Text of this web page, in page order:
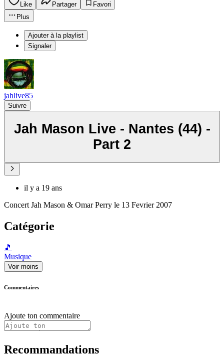
Like Partager
Favori
Plus
Ajouter à la playlist
Signaler
jahlive85
Suivre
Jah Mason Live - Nantes (44) -
Part 2
il y a 19 ans
Concert Jah Mason & Omar Perry le 13 Fevrier 2007
Catégorie
🎵
Musique
Voir moins
Commentaires
Ajoute ton commentaire
Recommandations